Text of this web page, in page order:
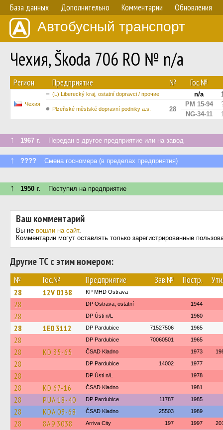
База данных Дополнительно Комментарии Обновления
Автобусный транспорт
Чехия, Škoda 706 RO № n/a
Регион Предприятие № Гос.№
Чехия
(L) Liberecký kraj, ostatní dopravci / прочие n/a
Plzeňské městské dopravní podniky a.s. 28
PM 15-94
NG-34-11
↑ 1967 г. Передан в другое предприятие или на завод
↑ ???? Смена госномера (в пределах предприятия)
↑ 1950 г. Поступил на предприятие
Ваш комментарий
Вы не вошли на сайт.
Комментарии могут оставлять только зарегистрированные
Другие ТС с этим номером:
№ Гос.№ Предприятие Зав.№ Постр.
28 12V 0138 KP MHD Ostrava
28 DP Ostrava, ostatní 1944
28 DP Ústi n/L 1960
28 1E0 3112 DP Pardubice 71527506 1965
28 DP Pardubice 70060501 1965
28 KD 35-65 ČSAD Kladno 1973
28 DP Pardubice 14002 1977
28 DP Ústi n/L 1978
28 KD 67-16 ČSAD Kladno 1981
28 PUA 18-40 DP Pardubice 11787 1985
28 KDA 03-68 ČSAD Kladno 25503 1989
28 8A9 3038 Arriva City 197 1997